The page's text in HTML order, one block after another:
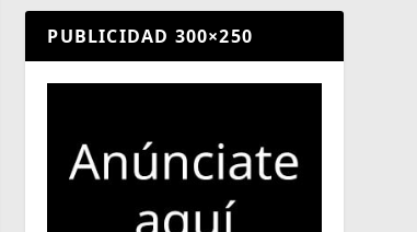
PUBLICIDAD 300×250